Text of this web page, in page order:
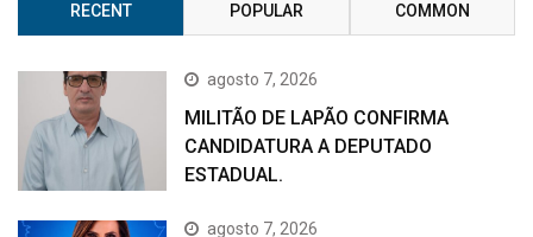
RECENT POPULAR COMMON
agosto 7, 2026
MILITÃO DE LAPÃO CONFIRMA
CANDIDATURA A DEPUTADO
ESTADUAL.
agosto 7, 2026